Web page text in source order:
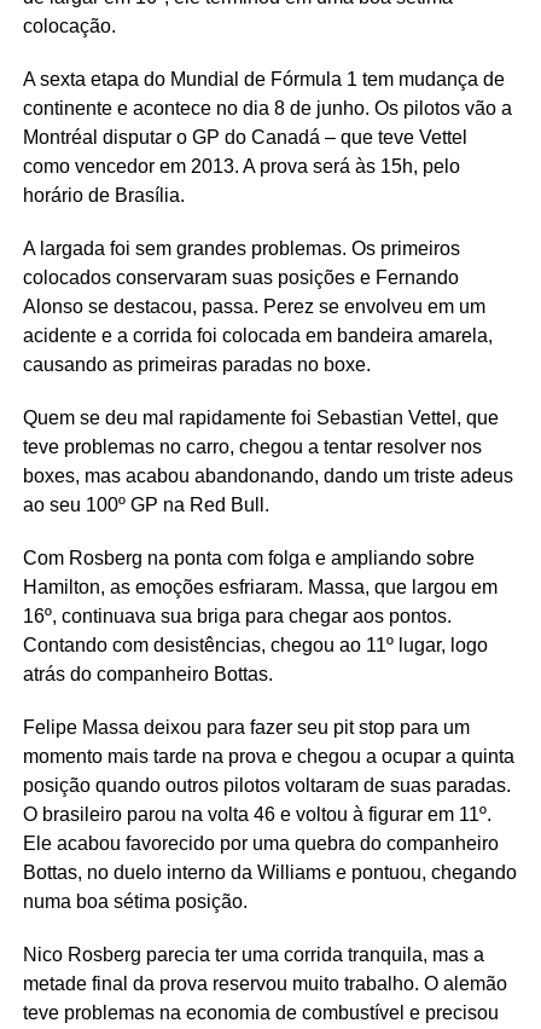
colocação.
A sexta etapa do Mundial de Fórmula 1 tem mudança de
continente e acontece no dia 8 de junho. Os pilotos vão a
Montréal disputar o GP do Canadá – que teve Vettel
como vencedor em 2013. A prova será às 15h, pelo
horário de Brasília.
A largada foi sem grandes problemas. Os primeiros
colocados conservaram suas posições e Fernando
Alonso se destacou, passa. Perez se envolveu em um
acidente e a corrida foi colocada em bandeira amarela,
causando as primeiras paradas no boxe.
Quem se deu mal rapidamente foi Sebastian Vettel, que
teve problemas no carro, chegou a tentar resolver nos
boxes, mas acabou abandonando, dando um triste adeus
ao seu 100º GP na Red Bull.
Com Rosberg na ponta com folga e ampliando sobre
Hamilton, as emoções esfriaram. Massa, que largou em
16º, continuava sua briga para chegar aos pontos.
Contando com desistências, chegou ao 11º lugar, logo
atrás do companheiro Bottas.
Felipe Massa deixou para fazer seu pit stop para um
momento mais tarde na prova e chegou a ocupar a quinta
posição quando outros pilotos voltaram de suas paradas.
O brasileiro parou na volta 46 e voltou à figurar em 11º.
Ele acabou favorecido por uma quebra do companheiro
Bottas, no duelo interno da Williams e pontuou, chegando
numa boa sétima posição.
Nico Rosberg parecia ter uma corrida tranquila, mas a
metade final da prova reservou muito trabalho. O alemão
teve problemas na economia de combustível e precisou